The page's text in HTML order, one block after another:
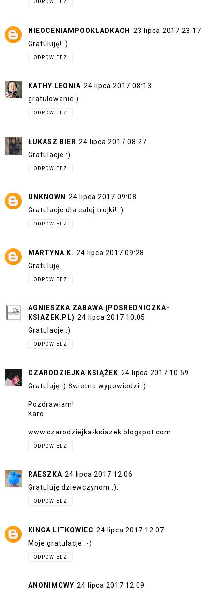
ODPOWIEDZ
NIEOCENIAMPOOKLADKACH 23 lipca 2017 23:17
Gratuluję! :)
ODPOWIEDZ
KATHY LEONIA 24 lipca 2017 08:13
gratulowanie:)
ODPOWIEDZ
ŁUKASZ BIER 24 lipca 2017 08:27
Gratulacje :)
ODPOWIEDZ
UNKNOWN
24 lipca 2017 09:08
Gratulacje dla calej trojki! :)
ODPOWIEDZ
MARTYNA K. 24 lipca 2017 09:28
Gratuluję.
ODPOWIEDZ
AGNIESZKA ZABAWA (POSREDNICZKA-
KSIAZEK.PL) 24 lipca 2017 10:05
Gratulacje :)
ODPOWIEDZ
CZARODZIEJKA KSIĄŻEK 24 lipca 2017 10:59
Gratuluję :) Świetne wypowiedzi :)
Pozdrawiam!
Karo
www.czarodziejka-ksiazek.blogspot.com
ODPOWIEDZ
RAESZKA 24 lipca 2017 12:06
Gratuluję dziewczynom :).
ODPOWIEDZ
KINGA LITKOWIEC 24 lipca 2017 12:07
Moje gratulacje :-)
ODPOWIEDZ
ANONIMOWY 24 lipca 2017 12:09